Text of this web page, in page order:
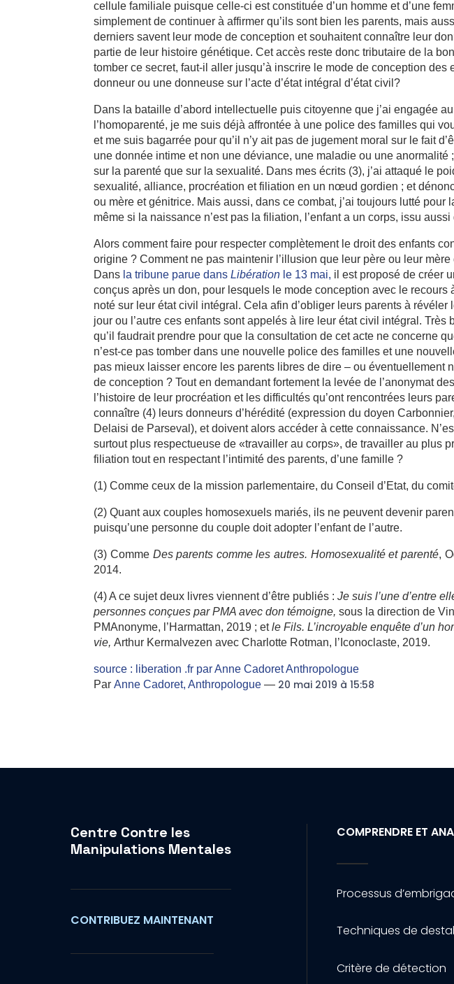
cellule familiale puisque celle-ci est constituée d’un homme et d’une
simplement de continuer à affirmer qu’ils sont bien les parents, mais
derniers savent leur mode de conception et souhaitent connaître leur
partie de leur histoire génétique. Cet accès reste donc tributaire de la
tomber ce secret, faut-il aller jusqu’à inscrire le mode de conception des
donneur ou une donneuse sur l’acte d’état intégral d’état civil?
Dans la bataille d’abord intellectuelle puis citoyenne que j’ai engagée
l’homoparenté, je me suis déjà affrontée à une police des familles qui
et me suis bagarrée pour qu’il n’y ait pas de jugement moral sur le fait
une donnée intime et non une déviance, une maladie ou une anormalité
sur la parenté que sur la sexualité. Dans mes écrits (3), j’ai attaqué le
sexualité, alliance, procréation et filiation en un nœud gordien ; et
ou mère et génitrice. Mais aussi, dans ce combat, j’ai toujours lutté pour
même si la naissance n’est pas la filiation, l’enfant a un corps, issu aussi
Alors comment faire pour respecter complètement le droit des enfants
origine ? Comment ne pas maintenir l’illusion que leur père ou leur
Dans la tribune parue dansLibération le 13 mai, il est proposé de créer
conçus après un don, pour lesquels le mode conception avec le
noté sur leur état civil intégral. Cela afin d’obliger leurs parents à révéler
jour ou l’autre ces enfants sont appelés à lire leur état civil intégral. Très
qu’il faudrait prendre pour que la consultation de cet acte ne concerne
n’est-ce pas tomber dans une nouvelle police des familles et une
pas mieux laisser encore les parents libres de dire – ou éventuellement
de conception ? Tout en demandant fortement la levée de l’anonymat
l’histoire de leur procréation et les difficultés qu’ont rencontrées leurs
connaître (4) leurs donneurs d’hérédité (expression du doyen
Delaisi de Parseval), et doivent alors accéder à cette connaissance.
surtout plus respectueuse de «travailler au corps», de travailler au plus
filiation tout en respectant l’intimité des parents, d’une famille ?
(1) Comme ceux de la mission parlementaire, du Conseil d’Etat, du
(2) Quant aux couples homosexuels mariés, ils ne peuvent devenir
puisqu’une personne du couple doit adopter l’enfant de l’autre.
(3) Comme Des parents comme les autres. Homosexualité et parenté,
2014.
(4) A ce sujet deux livres viennent d’être publiés :Je suis l’une d’entre
personnes conçues par PMA avec don témoigne, sous la direction de
PMAnonyme, l’Harmattan, 2019 ; etle Fils. L’incroyable enquête d’un
vie,Arthur Kermalvezen avec Charlotte Rotman, l’Iconoclaste, 2019.
source : liberation .fr par Anne Cadoret Anthropologue
ParAnne Cadoret, Anthropologue — 20 mai 2019 à 15:58
Centre Contre les
Manipulations Mentales
CONTRIBUEZ MAINTENANT
COMPRENDRE ET
Processus
Techniques de
Critère de détection